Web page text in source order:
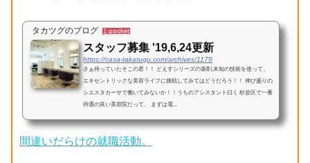
タカツグのブログ 1 pocket
スタッフ募集 '19,6,24更新
https://casa-takatugu.com/archives/1179
さぁ待っていたそこの君！！ どえすシリーズの薬剤,未知の技術を使って、
エキセントリックな美容ライフに挑戦してみてはどうだろう！！ 伸び盛りの
シエスタカーサで働いてみないか！！うちのアシスタント曰く 杉並区で一番
待遇の良い美容院だって。 まずは電...
間違いだらけの就職活動。